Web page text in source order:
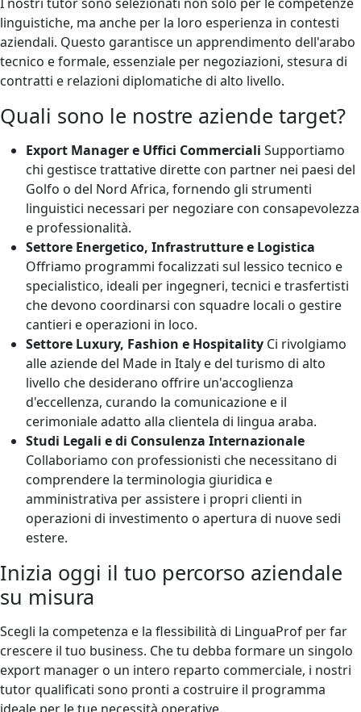
linguistiche, ma anche per la loro esperienza in contesti
aziendali. Questo garantisce un apprendimento dell'arabo
tecnico e formale, essenziale per negoziazioni, stesura di
contratti e relazioni diplomatiche di alto livello.
Quali sono le nostre aziende target?
Export Manager e Uffici Commerciali Supportiamo
chi gestisce trattative dirette con partner nei paesi del
Golfo o del Nord Africa, fornendo gli strumenti
linguistici necessari per negoziare con consapevolezza
e professionalità.
Settore Energetico, Infrastrutture e Logistica
Offriamo programmi focalizzati sul lessico tecnico e
specialistico, ideali per ingegneri, tecnici e trasfertisti
che devono coordinarsi con squadre locali o gestire
cantieri e operazioni in loco.
Settore Luxury, Fashion e Hospitality Ci rivolgiamo
alle aziende del Made in Italy e del turismo di alto
livello che desiderano offrire un'accoglienza
d'eccellenza, curando la comunicazione e il
cerimoniale adatto alla clientela di lingua araba.
Studi Legali e di Consulenza Internazionale
Collaboriamo con professionisti che necessitano di
comprendere la terminologia giuridica e
amministrativa per assistere i propri clienti in
operazioni di investimento o apertura di nuove sedi
estere.
Inizia oggi il tuo percorso aziendale
su misura
Scegli la competenza e la flessibilità di LinguaProf per far
crescere il tuo business. Che tu debba formare un singolo
export manager o un intero reparto commerciale, i nostri
tutor qualificati sono pronti a costruire il programma